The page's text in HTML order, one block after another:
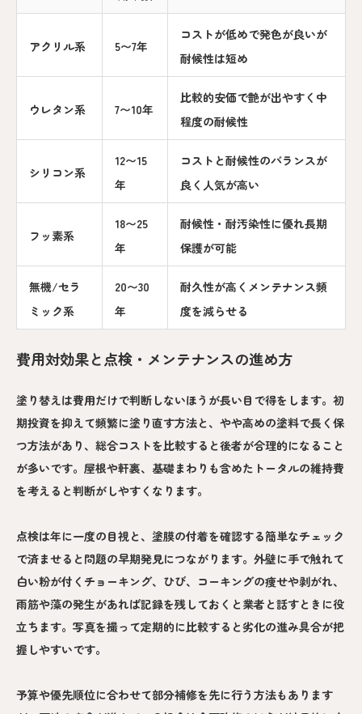
アクリル系 5〜7年
コストが低めで発色が良いが
耐候性は短め
ウレタン系 7〜10年
比較的安価で艶が出やすく中
程度の耐候性
シリコン系
12〜15
年
コストと耐候性のバランスが
良く人気が高い
フッ素系
18〜25
年
耐候性・耐汚染性に優れ長期
保護が可能
無機/セラ
ミック系
20〜30
年
耐久性が高くメンテナンス頻
度を減らせる
費用対効果と点検・メンテナンスの進め方
塗り替えは費用だけで判断しないほうが長い目で得をします。初
期投資を抑えて頻繁に塗り直す方法と、やや高めの塗料で長く保
つ方法があり、総合コストを比較すると後者が合理的になること
が多いです。屋根や軒裏、基礎まわりも含めたトータルの維持費
を考えると判断がしやすくなります。
点検は年に一度の目視と、塗膜の付着を確認する簡単なチェック
で済ませると問題の早期発見につながります。外壁に手で触れて
白い粉が付くチョーキング、ひび、コーキングの痩せや剥がれ、
雨筋や藻の発生があれば記録を残しておくと業者と話すときに役
立ちます。写真を撮って定期的に比較すると劣化の進み具合が把
握しやすいです。
予算や優先順位に合わせて部分補修を先に行う方法もあります